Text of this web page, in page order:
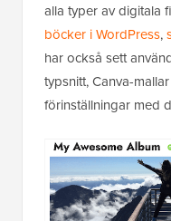
alla typer av digitala
böcker i WordPress,
har också sett
typsnitt, Canva-
förinställningar med